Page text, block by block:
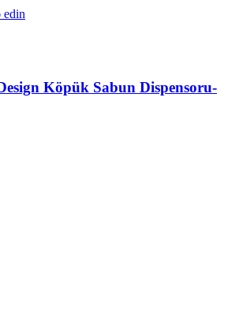
edin
Köpük Sabun Dispensoru-